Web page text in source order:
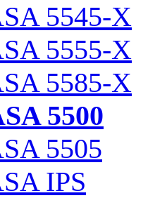
5545-X
5555-X
5585-X
5500
5505
IPS